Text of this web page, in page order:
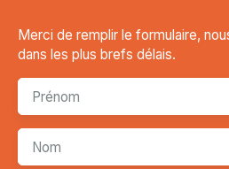
Merci de remplir le formulaire,
dans les plus brefs délais.
Prénom
Nom